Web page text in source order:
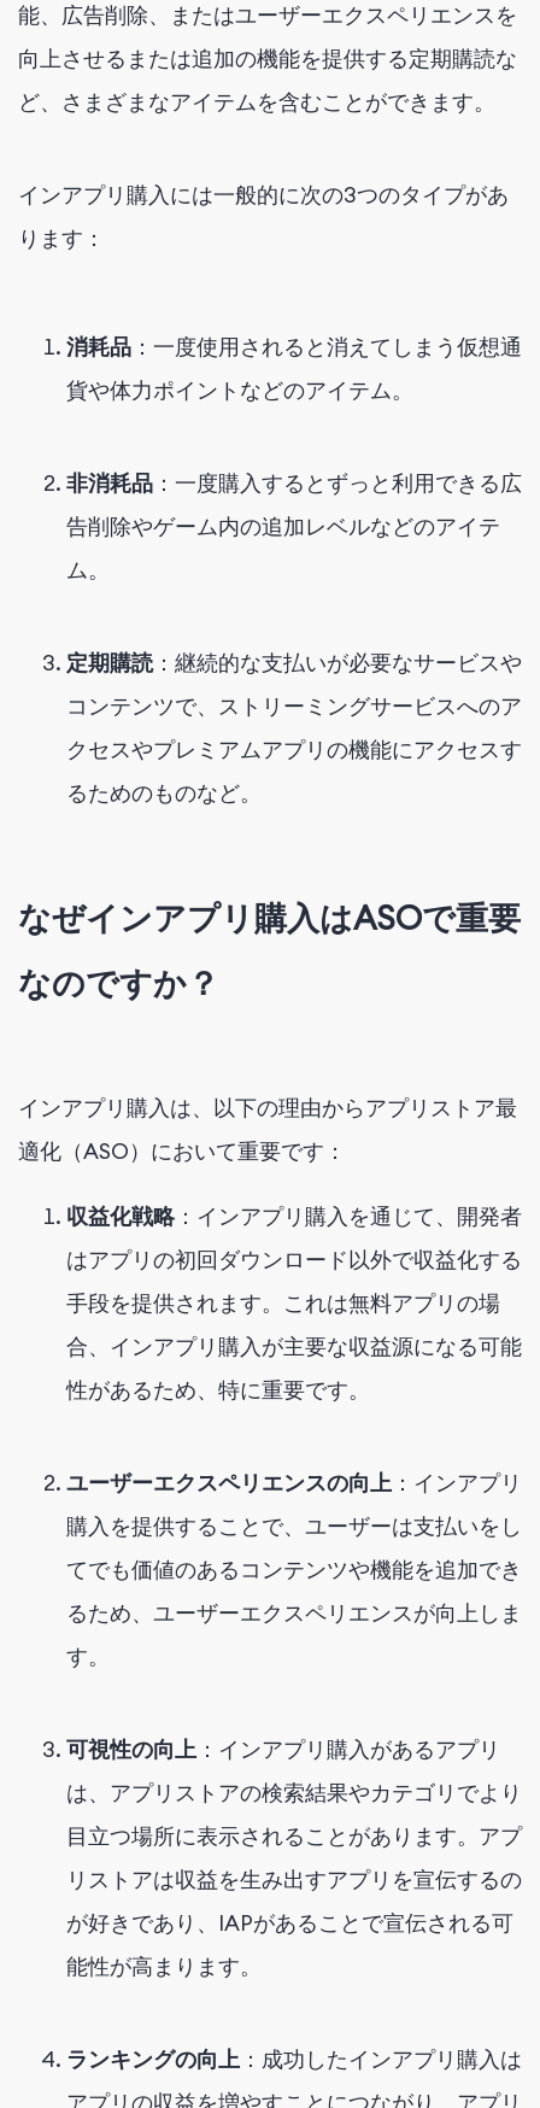
能、広告削除、またはユーザーエクスペリエンスを
向上させるまたは追加の機能を提供する定期購読な
ど、さまざまなアイテムを含むことができます。
インアプリ購入には一般的に次の3つのタイプがあ
ります：
消耗品 ：一度使用されると消えてしまう仮想通
貨や体力ポイントなどのアイテム。
非消耗品 ：一度購入するとずっと利用できる広
告削除やゲーム内の追加レベルなどのアイテ
ム。
定期購読：継続的な支払いが必要なサービスや
コンテンツで、ストリーミングサービスへのア
クセスやプレミアムアプリの機能にアクセスす
るためのものなど。
なぜインアプリ購入はASOで重要
なのですか？
インアプリ購入は、以下の理由からアプリストア最
適化（ASO）において重要です：
収益化戦略 ：インアプリ購入を通じて、開発者
はアプリの初回ダウンロード以外で収益化する
手段を提供されます。これは無料アプリの場
合、インアプリ購入が主要な収益源になる可能
性があるため、特に重要です。
ユーザーエクスペリエンスの向上 ：インアプリ
購入を提供することで、ユーザーは支払いをし
てでも価値のあるコンテンツや機能を追加でき
るため、ユーザーエクスペリエンスが向上しま
す。
可視性の向上 ：インアプリ購入があるアプリ
は、アプリストアの検索結果やカテゴリでより
目立つ場所に表示されることがあります。アプ
リストアは収益を生み出すアプリを宣伝するの
が好きであり、IAPがあることで宣伝される可
能性が高まります。
ランキングの向上 ：成功したインアプリ購入は
アプリの収益を増やすことにつながり、アプリ